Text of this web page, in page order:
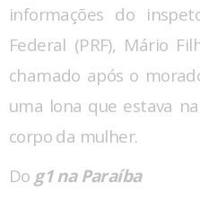
informações do
Federal (PRF), Mário
chamado após o
uma lona que estava
corpo da mulher.
Do g1 na Paraíba